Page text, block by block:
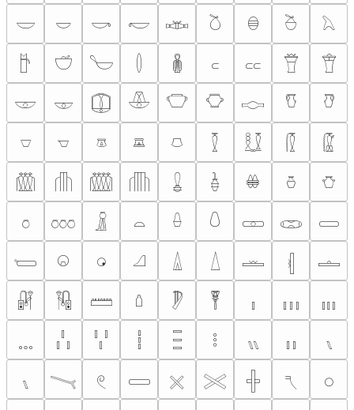
𓎟
𓎠 𓎡 𓎢 𓎣 𓎤 𓎥 𓎦
𓎧
𓎨
𓎩 𓎪 𓎫 𓎬 𓎭 𓎮 𓎯
𓎰
𓎱
𓎲 𓎳 𓎴 𓎵 𓎶 𓎷 𓎸
𓎹
𓎺
𓎻 𓎼 𓎽 𓎾 𓎿 𓏀 𓏁
𓏂
𓏃
𓏄 𓏅 𓏆 𓏇 𓏈 𓏉 𓏊
𓏋
𓏌
𓏍 𓏎 𓏏 𓏐 𓏑 𓏒 𓏓
𓏔
𓏕
𓏖 𓏗 𓏘 𓏙 𓏚 𓏛 𓏜
𓏝
𓏞
𓏟 𓏠 𓏡 𓏢 𓏣 𓏤 𓏥
𓏦
𓏧
𓏨 𓏩 𓏪 𓏫 𓏬 𓏭 𓏮
𓏯
𓏰
𓏱 𓏲 𓏳 𓏴 𓏵 𓏶 𓏷
𓏸